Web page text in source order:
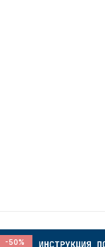
-50%